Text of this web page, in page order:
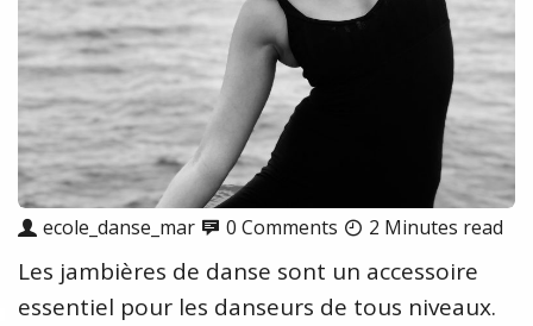
ecole_danse_mar 0 Comments 2 Minutes read
Les jambières de danse sont un accessoire
essentiel pour les danseurs de tous niveaux.